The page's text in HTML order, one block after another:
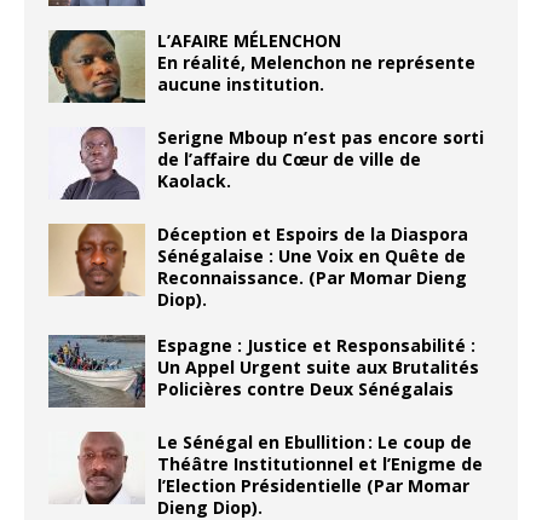
L’AFAIRE MÉLENCHON
En réalité, Melenchon ne représente
aucune institution.
Serigne Mboup n’est pas encore sorti
de l’affaire du Cœur de ville de
Kaolack.
Déception et Espoirs de la Diaspora
Sénégalaise : Une Voix en Quête de
Reconnaissance. (Par Momar Dieng
Diop).
Espagne : Justice et Responsabilité :
Un Appel Urgent suite aux Brutalités
Policières contre Deux Sénégalais
Le Sénégal en Ebullition : Le coup de
Théâtre Institutionnel et l’Enigme de
l’Election Présidentielle (Par Momar
Dieng Diop).